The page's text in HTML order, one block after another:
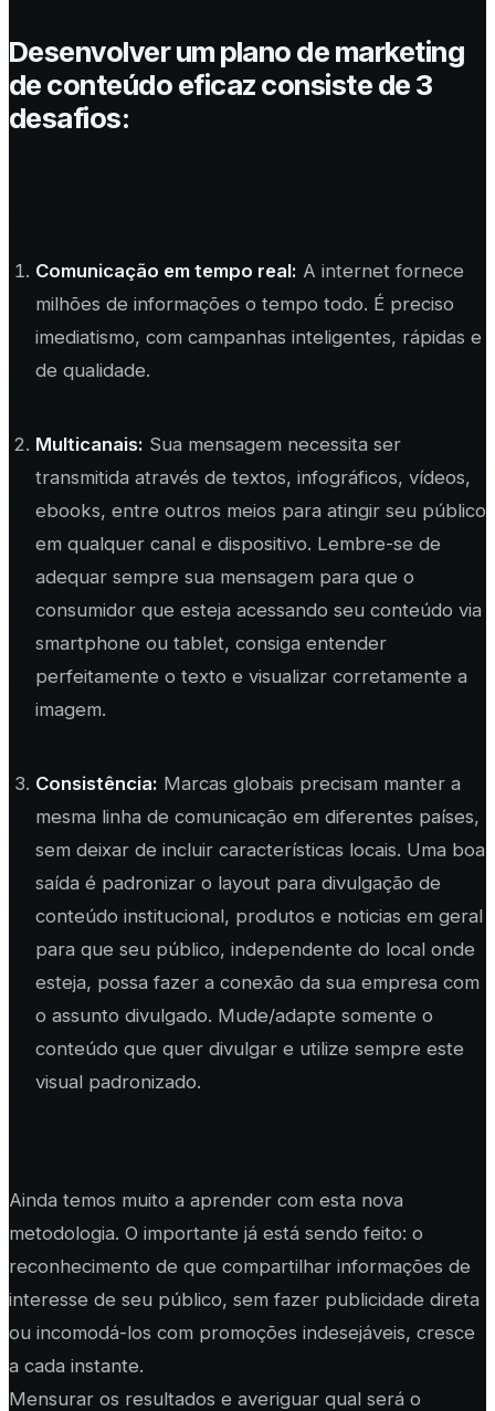
Desenvolver um plano de marketing
de conteúdo eficaz consiste de 3
desafios:
Comunicação em tempo real: A internet fornece
milhões de informações o tempo todo. É preciso
imediatismo, com campanhas inteligentes, rápidas e
de qualidade.
Multicanais: Sua mensagem necessita ser
transmitida através de textos, infográficos, vídeos,
ebooks, entre outros meios para atingir seu público
em qualquer canal e dispositivo. Lembre-se de
adequar sempre sua mensagem para que o
consumidor que esteja acessando seu conteúdo via
smartphone ou tablet, consiga entender
perfeitamente o texto e visualizar corretamente a
imagem.
Consistência: Marcas globais precisam manter a
mesma linha de comunicação em diferentes países,
sem deixar de incluir características locais. Uma boa
saída é padronizar o layout para divulgação de
conteúdo institucional, produtos e noticias em geral
para que seu público, independente do local onde
esteja, possa fazer a conexão da sua empresa com
o assunto divulgado. Mude/adapte somente o
conteúdo que quer divulgar e utilize sempre este
visual padronizado.
Ainda temos muito a aprender com esta nova
metodologia. O importante já está sendo feito: o
reconhecimento de que compartilhar informações de
interesse de seu público, sem fazer publicidade direta
ou incomodá-los com promoções indesejáveis, cresce
a cada instante.
Mensurar os resultados e averiguar qual será o